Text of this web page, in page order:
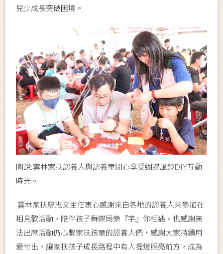
兒少成長突破困境。
圖說:雲林家扶認養人與認養童開心享受蝴蝶風鈴DIY互動
時光。
雲林家扶廖志文主任衷心感謝來自各地的認養人來參加在
相見歡活動，陪伴孩子舞蝶同樂『芋』你相遇。也感謝無
法出席活動仍心繫家扶孩童的認養人們，感謝大家持續用
愛付出，讓家扶孩子成長路程中有人提燈照亮前方，成為